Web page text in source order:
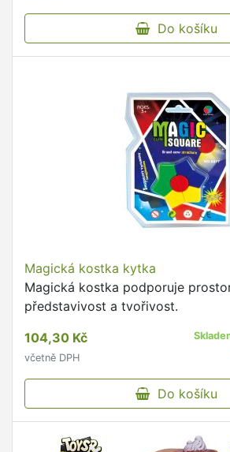
Do košíku
Magická kostka kytka
Magická kostka podporuje
představivost a tvořivost.
104,30 Kč
včetně DPH
Do košíku